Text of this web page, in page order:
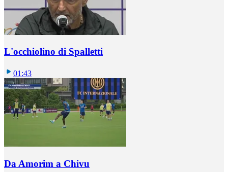
L'occhiolino di Spalletti
01:43
Da Amorim a Chivu